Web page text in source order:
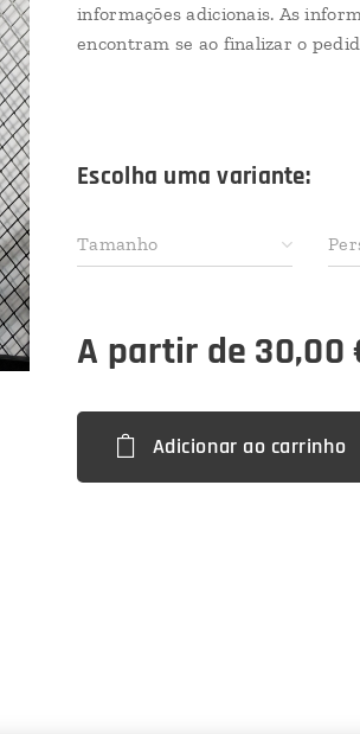
informações adicionais. As
encontram se ao finalizar o
Escolha uma variante:
Tamanho
A partir de 30,00
Adicionar ao carrinho